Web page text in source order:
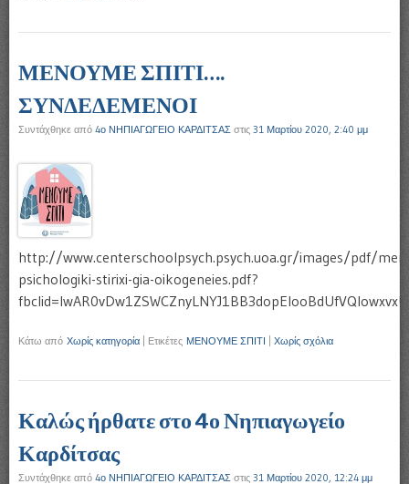
ΜΕΝΟΥΜΕ ΣΠΙΤΙ….
ΣΥΝΔΕΔΕΜΕΝΟΙ
Συντάχθηκε από 4ο ΝΗΠΙΑΓΩΓΕΙΟ ΚΑΡΔΙΤΣΑΣ στις 31 Μαρτίου 2020, 2:40 μμ
http://www.centerschoolpsych.psych.uoa.gr/images/pdf/
psichologiki-stirixi-gia-oikogeneies.pdf?
Κάτω από Χωρίς κατηγορία Ετικέτες ΜΕΝΟΥΜΕ ΣΠΙΤΙ Χωρίς σχόλια
Καλώς ήρθατε στο 4ο Νηπιαγωγείο
Καρδίτσας
Συντάχθηκε από 4ο ΝΗΠΙΑΓΩΓΕΙΟ ΚΑΡΔΙΤΣΑΣ στις 31 Μαρτίου 2020, 12:24 μμ